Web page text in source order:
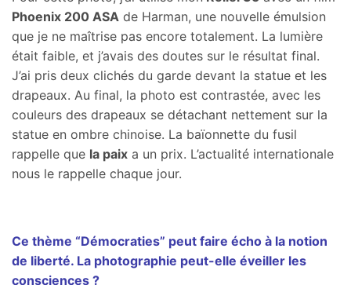
Phoenix 200 ASA de Harman, une nouvelle émulsion
que je ne maîtrise pas encore totalement. La lumière
était faible, et j’avais des doutes sur le résultat final.
J’ai pris deux clichés du garde devant la statue et les
drapeaux. Au final, la photo est contrastée, avec les
couleurs des drapeaux se détachant nettement sur la
statue en ombre chinoise. La baïonnette du fusil
rappelle que la paix a un prix. L’actualité internationale
nous le rappelle chaque jour.
Ce thème “Démocraties” peut faire écho à la notion
de liberté. La photographie peut-elle éveiller les
consciences ?